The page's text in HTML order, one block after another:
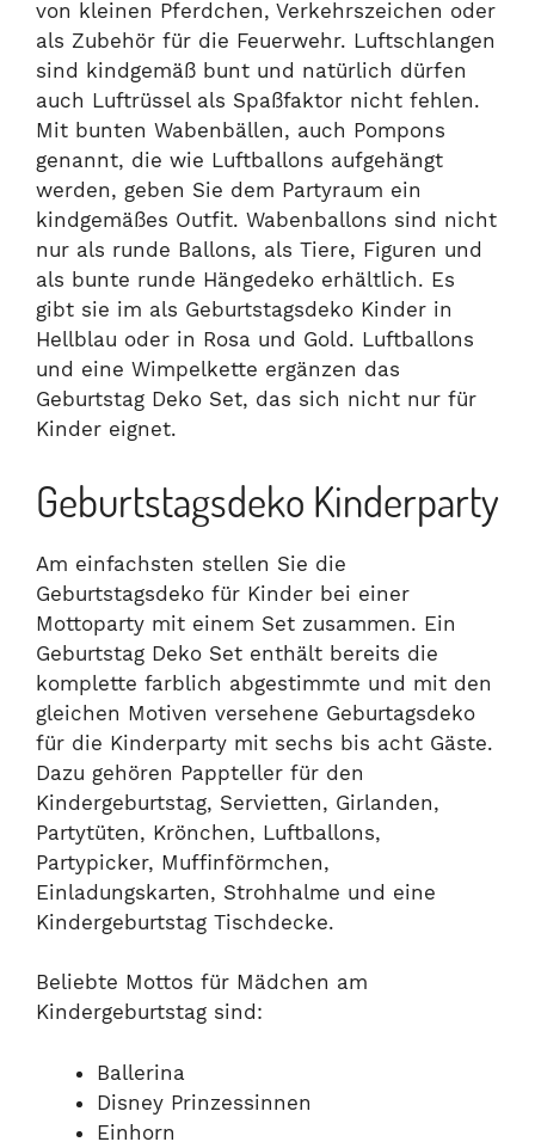
von kleinen Pferdchen, Verkehrszeichen oder
als Zubehör für die Feuerwehr. Luftschlangen
sind kindgemäß bunt und natürlich dürfen
auch Luftrüssel als Spaßfaktor nicht fehlen.
Mit bunten Wabenbällen, auch Pompons
genannt, die wie Luftballons aufgehängt
werden, geben Sie dem Partyraum ein
kindgemäßes Outfit. Wabenballons sind nicht
nur als runde Ballons, als Tiere, Figuren und
als bunte runde Hängedeko erhältlich. Es
gibt sie im als Geburtstagsdeko Kinder in
Hellblau oder in Rosa und Gold. Luftballons
und eine Wimpelkette ergänzen das
Geburtstag Deko Set, das sich nicht nur für
Kinder eignet.
Geburtstagsdeko Kinderparty
Am einfachsten stellen Sie die
Geburtstagsdeko für Kinder bei einer
Mottoparty mit einem Set zusammen. Ein
Geburtstag Deko Set enthält bereits die
komplette farblich abgestimmte und mit den
gleichen Motiven versehene Geburtagsdeko
für die Kinderparty mit sechs bis acht Gäste.
Dazu gehören Pappteller für den
Kindergeburtstag, Servietten, Girlanden,
Partytüten, Krönchen, Luftballons,
Partypicker, Muffinförmchen,
Einladungskarten, Strohhalme und eine
Kindergeburtstag Tischdecke.
Beliebte Mottos für Mädchen am
Kindergeburtstag sind:
Ballerina
Disney Prinzessinnen
Einhorn